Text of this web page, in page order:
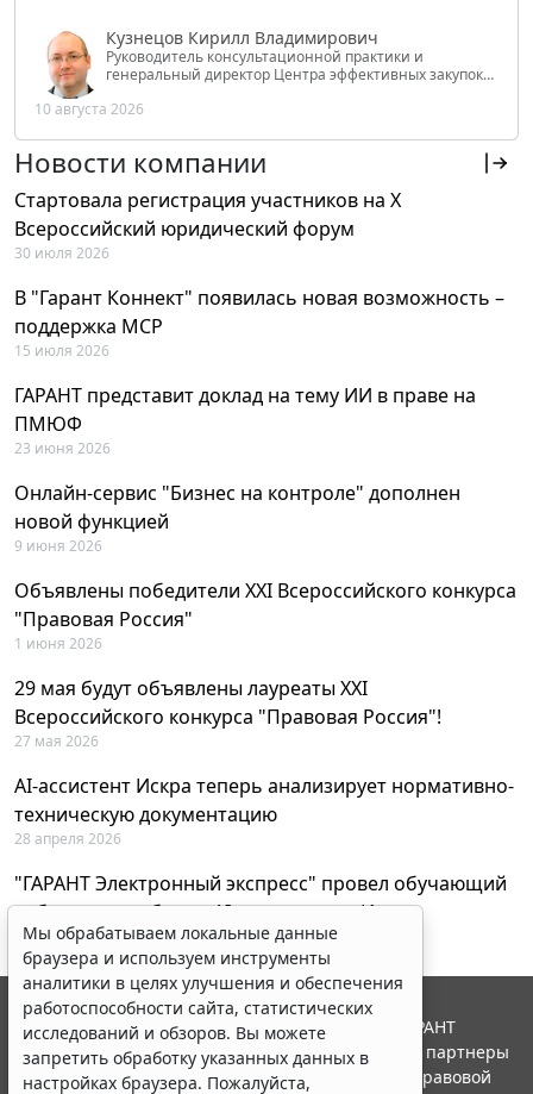
Кузнецов Кирилл Владимирович
Руководитель консультационной практики и
генеральный директор Центра эффективных закупок
РФ
10 августа 2026
Новости компании
Стартовала регистрация участников на X
Всероссийский юридический форум
30 июля 2026
В "Гарант Коннект" появилась новая возможность –
поддержка MCP
15 июля 2026
ГАРАНТ представит доклад на тему ИИ в праве на
ПМЮФ
23 июня 2026
Онлайн-сервис "Бизнес на контроле" дополнен
новой функцией
9 июня 2026
Объявлены победители XXI Всероссийского конкурса
"Правовая Россия"
1 июня 2026
29 мая будут объявлены лауреаты XXI
Всероссийского конкурса "Правовая Россия"!
27 мая 2026
AI-ассистент Искра теперь анализирует нормативно-
техническую документацию
28 апреля 2026
"ГАРАНТ Электронный экспресс" провел обучающий
вебинар по работе с AI-ассистентом Искра
23 апреля 2026
Мы обрабатываем локальные данные
браузера и используем инструменты
аналитики в целях улучшения и обеспечения
работоспособности сайта, статистических
исследований и обзоров. Вы можете
запретить обработку указанных данных в
настройках браузера. Пожалуйста,
© ООО "НПП "ГАРАНТ-СЕРВИС", 2026. Система ГАРАНТ
выпускается с 1990 года. Компания "Гарант" и ее партнеры
являются участниками Российской ассоциации правовой